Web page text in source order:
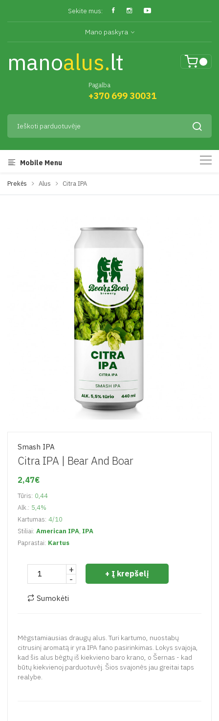
Sekite mus:
Mano paskyra
manoalus.lt
Pagalba
+370 699 30031
Mobile Menu
Prekės Alus Citra IPA
Smash IPA
Citra IPA | Bear And Boar
2,47€
Tūris: 0,44
Alk.: 5,4%
Kartumas: 4/10
Stiliai: American IPA, IPA
Paprastai: Kartus
+
-
+ Į krepšelį
Sumokėti
Mėgstamiausias draugų alus. Turi kartumo, nuostabų
citrusinį aromatą ir yra IPA fano pasirinkimas. Lokys svajoja,
kad šis alus bėgtų iš kiekvieno baro krano, o Šernas - kad
būtų kiekvienoj parduotuvėj. Šios svajonės jau greitai taps
realybe.